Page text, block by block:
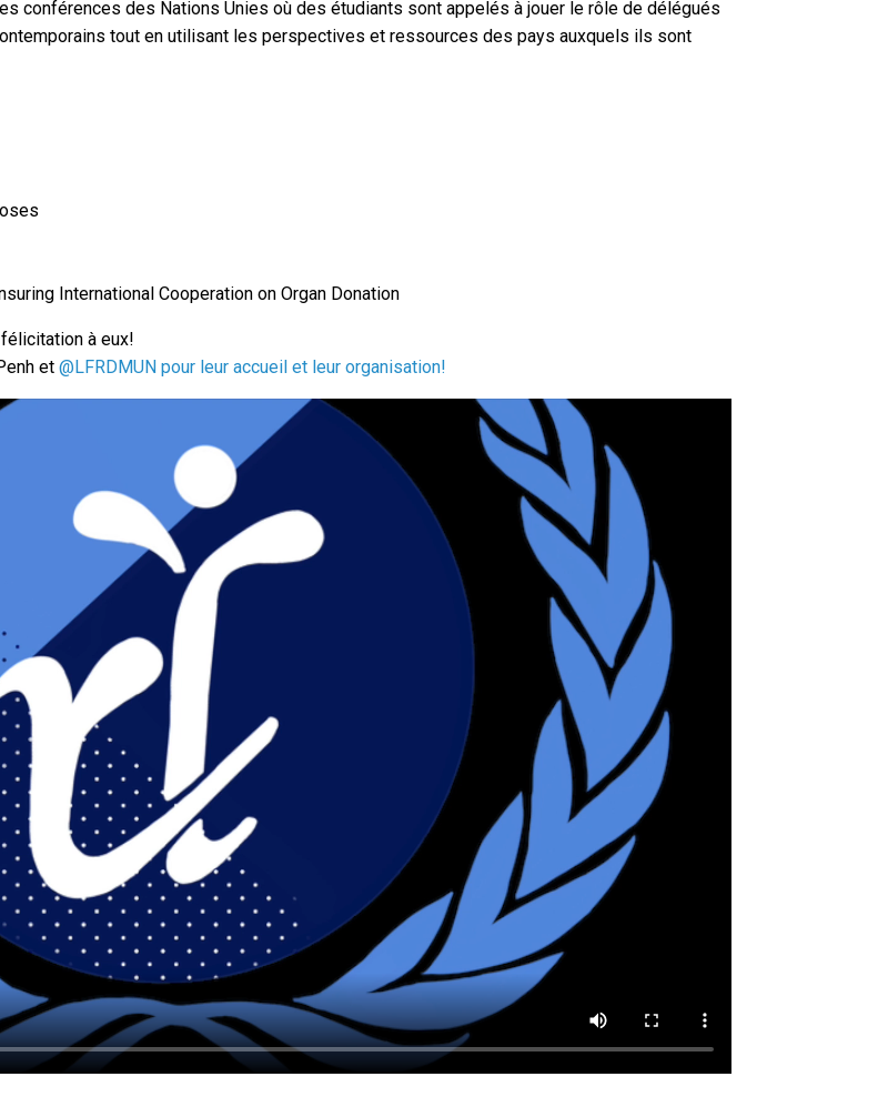
conférences des Nations Unies où des étudiants sont appelés à jouer le rôle de délégués
tout en utilisant les perspectives et ressources des pays auxquels ils sont
International Cooperation on Organ Donation
à eux!
et @LFRDMUN pour leur accueil et leur organisation!